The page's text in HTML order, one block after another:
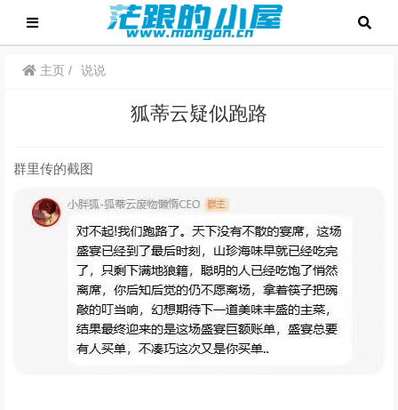
主页 说说
狐蒂云疑似跑路
群里传的截图